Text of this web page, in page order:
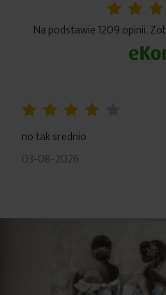
Na podstawie 1209 opinii.
no tak srednio
03-08-2026